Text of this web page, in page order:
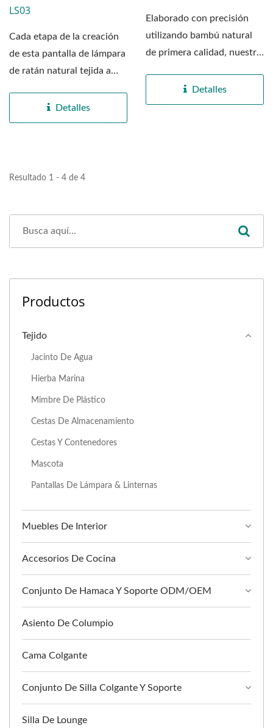
LS03
Cada etapa de la creación
de esta pantalla de lámpara
de ratán natural tejida a
Detalles
Elaborado con precisión
utilizando bambú natural
de primera calidad, nuestra
Detalles
Resultado 1 - 4 de 4
Productos
Tejido
Jacinto De Agua
Hierba Marina
Mimbre De Plástico
Cestas De Almacenamiento
Cestas Y Contenedores
Mascota
Pantallas De Lámpara & Linternas
Muebles De Interior
Accesorios De Cocina
Conjunto De Hamaca Y Soporte ODM/OEM
Asiento De Columpio
Cama Colgante
Conjunto De Silla Colgante Y Soporte
Silla De Lounge